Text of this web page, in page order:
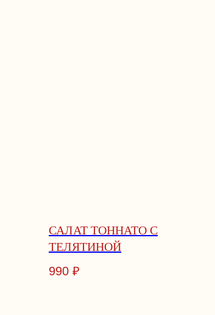
САЛАТ ТОННАТО С
ТЕЛЯТИНОЙ
990 ₽